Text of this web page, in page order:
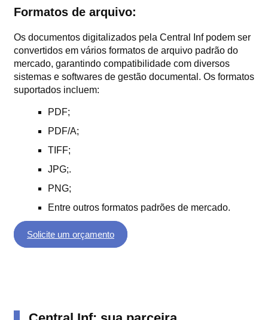
Formatos de arquivo:
Os documentos digitalizados pela Central Inf podem ser
convertidos em vários formatos de arquivo padrão do
mercado, garantindo compatibilidade com diversos
sistemas e softwares de gestão documental. Os formatos
suportados incluem:
PDF;
PDF/A;
TIFF;
JPG;.
PNG;
Entre outros formatos padrões de mercado.
Solicite um orçamento